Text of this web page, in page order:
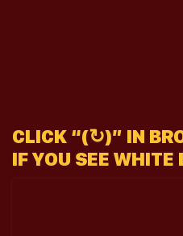
CLICK “(↻)” IN
IF YOU SEE WHITE